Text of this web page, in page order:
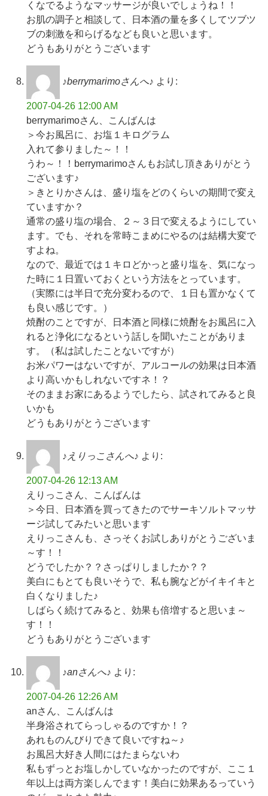
くなでるようなマッサージが良いでしょうね！！
お肌の調子と相談して、日本酒の量を多くしてツブツ
ブの刺激を和らげるなども良いと思います。
どうもありがとうございます
♪berrymarimoさんへ♪ より:
2007-04-26 12:00 AM
berrymarimoさん、こんばんは
＞今お風呂に、お塩１キログラム
入れて参りました～！！
うわ～！！berrymarimoさんもお試し頂きありがとう
ございます♪
＞きとりかさんは、盛り塩をどのくらいの期間で変え
ていますか？
通常の盛り塩の場合、２～３日で変えるようにしてい
ます。でも、それを常時こまめにやるのは結構大変で
すよね。
なので、最近では１キロどかっと盛り塩を、気になっ
た時に１日置いておくという方法をとっています。
（実際には半日で充分変わるので、１日も置かなくて
も良い感じです。）
焼酎のことですが、日本酒と同様に焼酎をお風呂に入
れると浄化になるという話しを聞いたことがありま
す。（私は試したことないですが）
お米パワーはないですが、アルコールの効果は日本酒
より高いかもしれないですネ！？
そのままお家にあるようでしたら、試されてみると良
いかも
どうもありがとうございます
♪えりっこさんへ♪ より:
2007-04-26 12:13 AM
えりっこさん、こんばんは
＞今日、日本酒を買ってきたのでサーキソルトマッサ
ージ試してみたいと思います
えりっこさんも、さっそくお試しありがとうございま
～す！！
どうでしたか？？さっぱりしましたか？？
美白にもとても良いそうで、私も腕などがイキイキと
白くなりました♪
しばらく続けてみると、効果も倍増すると思いま～
す！！
どうもありがとうございます
♪anさんへ♪ より:
2007-04-26 12:26 AM
anさん、こんばんは
半身浴されてらっしゃるのですか！？
あれものんびりできて良いですね～♪
お風呂大好き人間にはたまらないわ
私もずっとお塩しかしていなかったのですが、ここ１
年以上は両方楽しんでます！美白に効果あるっていう